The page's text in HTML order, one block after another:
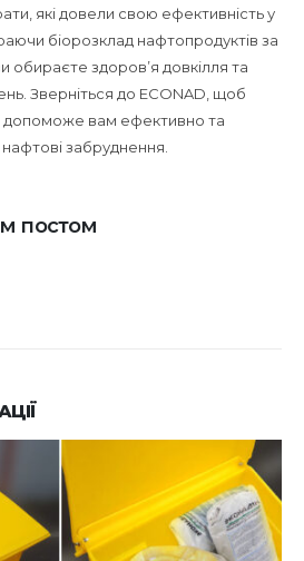
які довели свою ефективність у
біорозклад нафтопродуктів за
обираєте здоров’я довкілля та
Зверніться до ECONAD, щоб
допоможе вам ефективно та
нафтові забруднення.
постом